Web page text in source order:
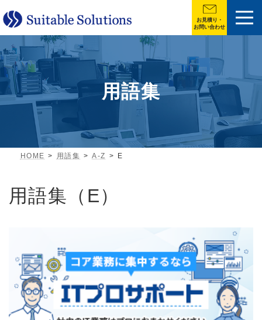
お見積り・
お問い合わせ
用語集
HOME 用語集 A-Z E
用語集（E）